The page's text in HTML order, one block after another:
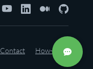
Contact How-to's